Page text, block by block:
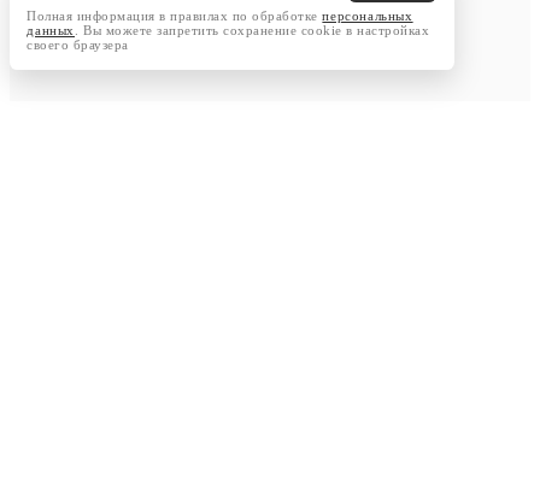
Полная информация в правилах по обработкеперсональных
данных
. Вы можете запретить сохранение cookie в настройках
своего браузера